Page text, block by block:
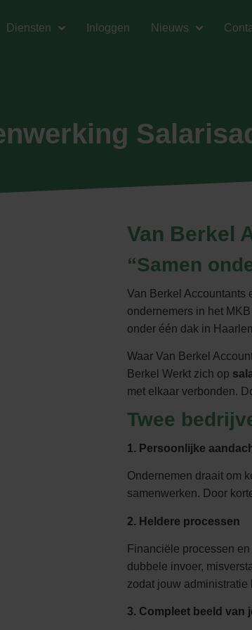
Diensten Inloggen Nieuws
Van Berkel
“Samen
Van Berkel Accountants
ondernemers in het
onder één dak in
Waar Van Berkel
Berkel Werkt zich op
met elkaar verbonden.
Twee
1. Persoonlijke
Ondernemen draait om
samenwerken. Door
2. Heldere processen
Financiële processen
dubbele invoer,
zodat jouw
3. Compleet beeld van